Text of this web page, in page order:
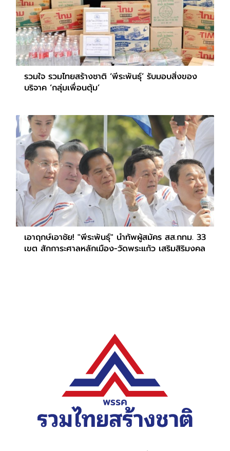
รวมใจ รวมไทยสร้างชาติ ‘พีระพันธุ์’ รับมอบสิ่งของ
บริจาค ‘กลุ่มเพื่อนตุ้ม’
เอาฤกษ์เอาชัย! "พีระพันธุ์" นำทัพผู้สมัคร สส.กทม. 33
เขต สักการะศาลหลักเมือง-วัดพระแก้ว เสริมสิริมงคล